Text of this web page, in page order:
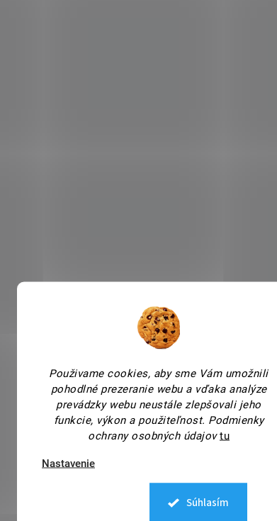
Použivame cookies, aby sme Vám umožnili
pohodlné prezeranie webu a vďaka analýze
prevádzky webu neustále zlepšovali jeho
funkcie, výkon a použiteľnost. Podmienky
ochrany osobných údajov tu
Nastavenie
Súhlasím